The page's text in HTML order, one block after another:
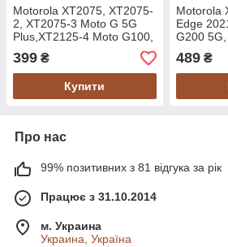
Motorola XT2075, XT2075-
2, XT2075-3 Moto G 5G
Plus,XT2125-4 Moto G100,
XT2113 Moto G 5G, LZ50
Акумулятор
399 ₴
Купити
Motorola
Edge
G200
489₴
Про нас
99% позитивних з 81 відгука за рік
Працює з 31.10.2014
м. Украина
Украина, Україна